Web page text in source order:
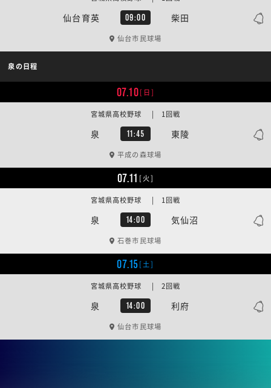
仙台育英 09:00 柴田
仙台市民球場
泉の日程
07.10[日]
泉 11:45 東陵
宮城県高校野球 | 1回戦
平成の森球場
07.11 [火]
泉 14:00 気仙沼
宮城県高校野球 | 1回戦
石巻市民球場
07.15[土]
泉 14:00 利府
宮城県高校野球 | 2回戦
仙台市民球場